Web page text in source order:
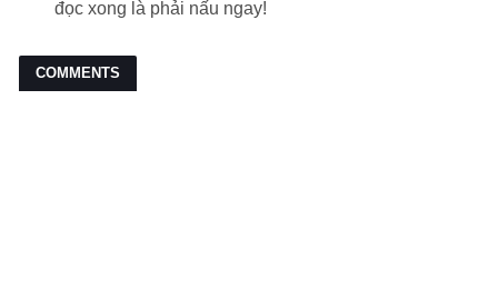
đọc xong là phải nấu ngay!
COMMENTS